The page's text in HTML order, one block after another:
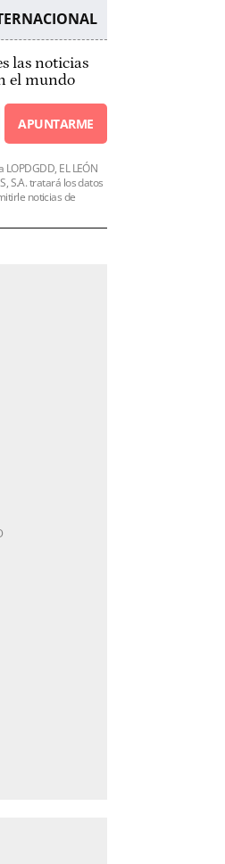
las noticias
el mundo
APUNTARME
EL LEÓN
S.A. tratará los datos
noticias de